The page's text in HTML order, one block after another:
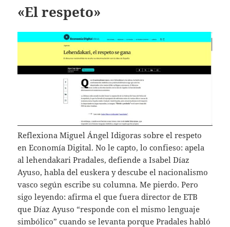
«El respeto»
Reflexiona Miguel Ángel Idigoras sobre el respeto
en Economía Digital. No le capto, lo confieso: apela
al lehendakari Pradales, defiende a Isabel Díaz
Ayuso, habla del euskera y descube el nacionalismo
vasco según escribe su columna. Me pierdo. Pero
sigo leyendo: afirma el que fuera director de ETB
que Díaz Ayuso “responde con el mismo lenguaje
simbólico” cuando se levanta porque Pradales habló